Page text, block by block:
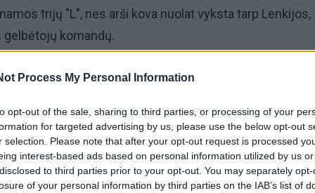
Process My Personal Information
opt-out of the sale, sharing to third parties, or processing of your
for targeted advertising by us, please use the below opt-out
selection. Please note that after your opt-out request is processed
interest-based ads based on personal information utilized by us
to third parties prior to your opt-out. You may separately
of your personal information by third parties on the IAB’s list of
trijų "L", nes arši kova nuolat vyksta tarp Lenkijos,
komandų.
varžybose Jūrmaloje nuolatiniai priešininkai vėl
draugiška ir šventiška aplinka.